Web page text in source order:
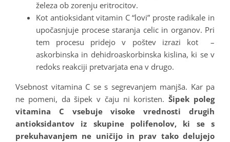
železa ob zorenju eritrocitov.
Kot antioksidant vitamin C “lovi” proste radikale in
upočasnjuje procese staranja celic in organov. Pri
tem procesu pridejo v poštev izrazi kot –
askorbinska in dehidroaskorbinska kislina, ki se v
redoks reakciji pretvarjata ena v drugo.
Vsebnost vitamina C se s segrevanjem manjša. Kar pa
ne pomeni, da šipek v čaju ni koristen.Šipek poleg
vitamina C vsebuje visoke vrednosti drugih
antioksidantov iz skupine polifenolov, ki se s
prekuhavanjem ne uničijo in prav tako delujejo